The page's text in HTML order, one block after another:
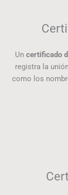
Un certificado
registra la
como los